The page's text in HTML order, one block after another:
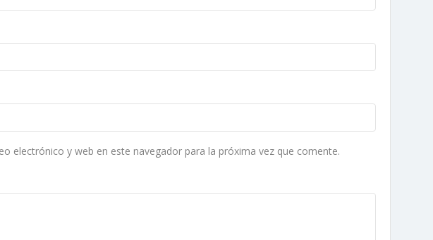
electrónico y web en este navegador para la próxima vez que comente.